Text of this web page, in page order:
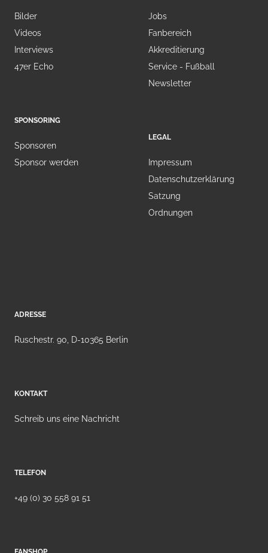
Bilder
Videos
Interviews
47er Echo
SPONSORING
Sponsoren
Sponsor werden
Jobs
Fanbereich
Akkreditierung
Service - Fußball
Newsletter
LEGAL
Impressum
Datenschutzerklärung
Satzung
Ordnungen
ADRESSE
Ruschestr. 90, D-10365 Berlin
KONTAKT
Schreib uns eine Nachricht
TELEFON
+49 (0) 30 558 91 51